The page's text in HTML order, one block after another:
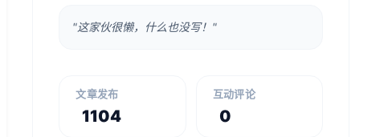
"这家伙很懒，什么也没写！"
文章发布
1104
互动评论
0